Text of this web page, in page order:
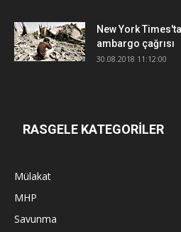
New York
ambargo çağrısı
30.08.2018 11:12:00
RASGELE KATEGORİLER
Mülakat
MHP
Savunma